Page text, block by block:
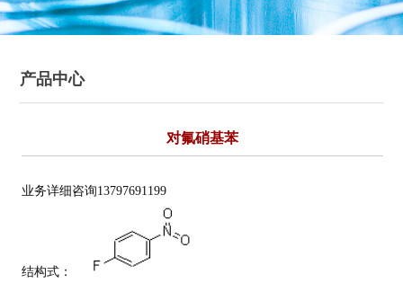
产品中心
对氟硝基苯
业务详细咨询13797691199
结构式：